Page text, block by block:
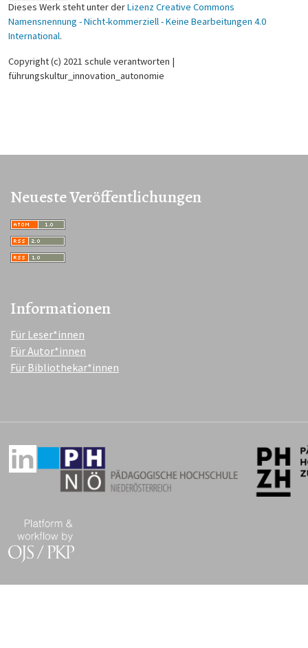
Dieses Werk steht unter derLizenz Creative Commons
Namensnennung - Nicht-kommerziell - Keine Bearbeitungen 4.0
International.
Copyright (c) 2021 schule verantworten |
führungskultur_innovation_autonomie
Neueste Veröffentlichungen
Informationen
Für Leser*innen
Für Autor*innen
Für Bibliothekar*innen